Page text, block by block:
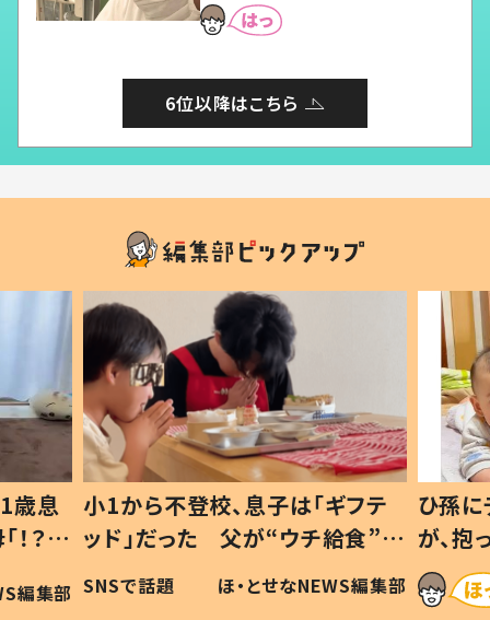
6位以降はこちら
歳息
？」
編集部
小1から不登校、息子は「ギフテ
ッド」だった 父が“ウチ給食”を
作り続ける理由とは #令和の親
#令和の子
SNSで話題 ほ・とせなNEWS編集部
ひ孫
が、
「涙が
い」